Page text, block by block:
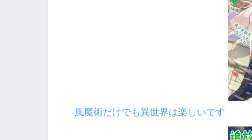
風魔術だけでも異世界は楽しいです